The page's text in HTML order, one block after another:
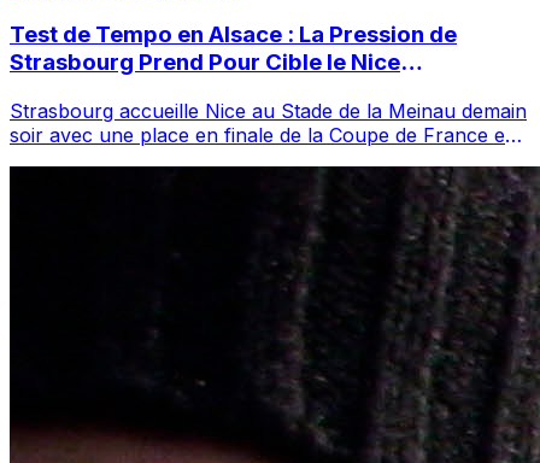
Test de Tempo en Alsace : La Pression de
Strasbourg Prend Pour Cible le Nice
Strasbourg accueille Nice au Stade de la Meinau demain
soir avec une place en finale de la Coupe de France en